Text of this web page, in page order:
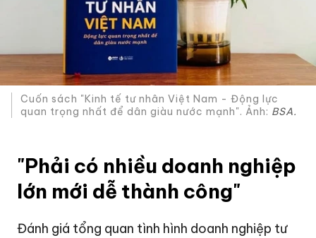
Cuốn sách "Kinh tế tư nhân Việt Nam - Động lực
quan trọng nhất để dân giàu nước mạnh". Ảnh: BSA.
"Phải có nhiều doanh nghiệp
lớn mới dễ thành công"
Đánh giá tổng quan tình hình doanh nghiệp tư